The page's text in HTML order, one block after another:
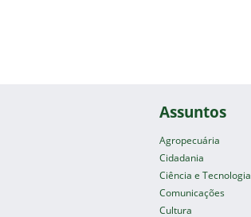
Assuntos
Agropecuária
Cidadania
Ciência e Tecnologia
Comunicações
Cultura